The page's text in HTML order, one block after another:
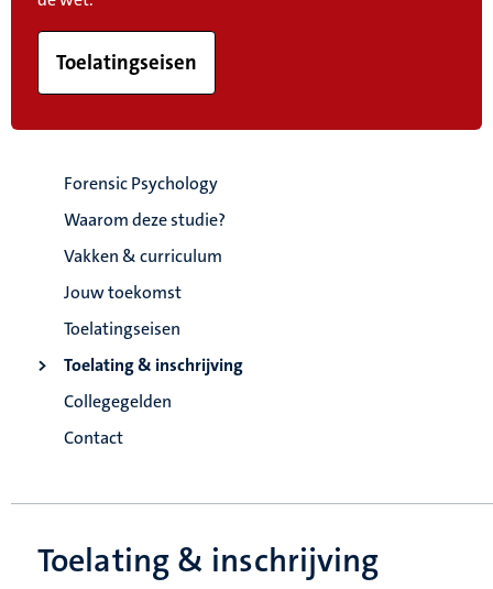
Toelatingseisen
Forensic Psychology
Waarom deze studie?
Vakken & curriculum
Jouw toekomst
Toelatingseisen
Toelating & inschrijving
Collegegelden
Contact
Toelating & inschrijving